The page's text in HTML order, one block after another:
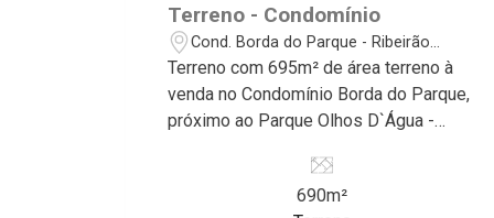
Terreno - Condomínio
Cond. Borda do Parque - Ribeirão
Preto/SP
Terreno com 695m² de área terreno à
venda no Condomínio Borda do Parque,
próximo ao Parque Olhos D`Água -
deste imóvel que a Martinelli
690m²